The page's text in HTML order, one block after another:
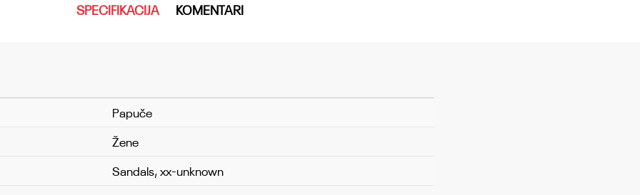
SPECIFIKACIJA KOMENTARI
Papuče
Žene
Sandals, xx-unknown